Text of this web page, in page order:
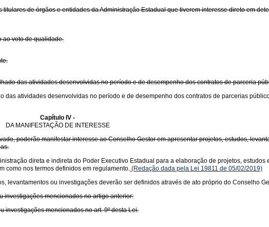
de órgãos e entidades da Administração Estadual que tiverem interesse direto em
ao voto de qualidade.
das atividades desenvolvidas no período e de desempenho dos contratos de parceria
atividades desenvolvidas no período e de desempenho dos contratos de parcerias
Capítulo IV -
DA MANIFESTAÇÃO DE INTERESSE
poderão manifestar interesse ao Conselho Gestor em apresentar projetos, estudos,
direta e indireta do Poder Executivo Estadual para a elaboração de projetos, estudos
como nos termos definidos em regulamento. (Redação dada pela Lei 19811 de 05/02/2019)
levantamentos ou investigações deverão ser definidos através de ato próprio do Conselho
investigações mencionados no artigo anterior:
investigações mencionados no art. 9º desta Lei.